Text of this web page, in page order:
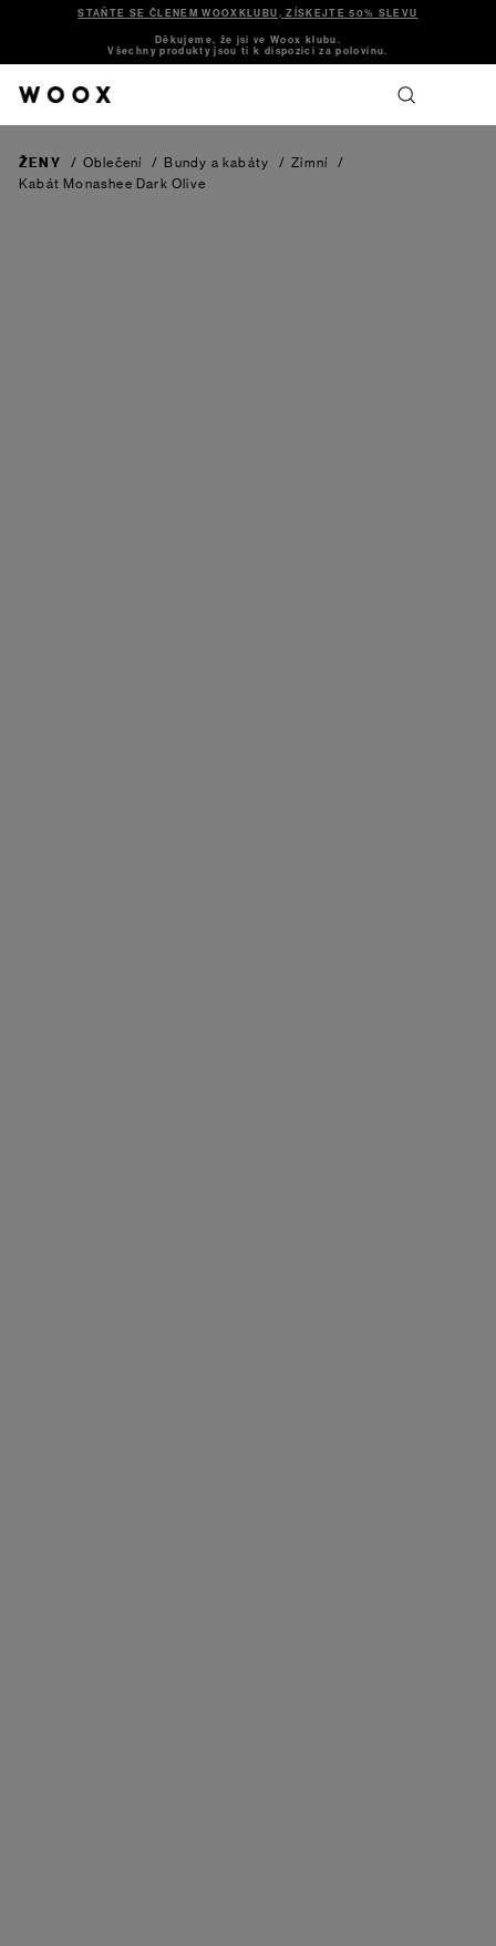
STAŇTE SE ČLENEM WOOXKLUBU, ZÍSKEJTE 50% SLEVU
Děkujeme, že jsi ve Woox klubu.
Všechny produkty jsou ti k dispozici za polovinu.
ŽENY / Oblečení / Bundy a kabáty / Zimní
/
Kabát Monashee Dark Olive